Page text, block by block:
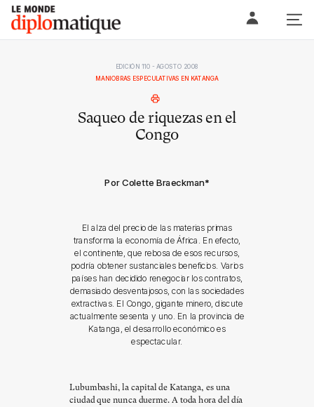
Skip
content
Le monde diplomatique
EDICIÓN 110 - AGOSTO 2008
MANIOBRAS ESPECULATIVAS EN KATANGA
Saqueo de riquezas en el
Congo
Por Colette Braeckman*
El alza del precio de las materias primas
transforma la economía de África. En efecto,
el continente, que rebosa de esos recursos,
podría obtener sustanciales beneficios. Varios
países han decidido renegociar los contratos,
demasiado desventajosos, con las sociedades
extractivas. El Congo, gigante minero, discute
actualmente sesenta y uno. En la provincia de
Katanga, el desarrollo económico es
espectacular.
Lubumbashi, la capital de Katanga, es una
ciudad que nunca duerme. A toda hora del día